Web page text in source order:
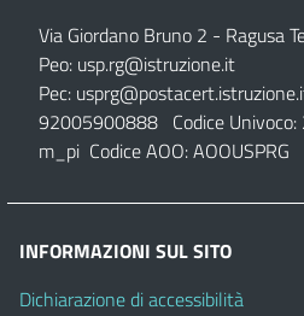
Via Giordano Bruno 2 - Ragusa
Peo: usp.rg@istruzione.it
Pec:
92005900888 Codice Univoco:
m_pi Codice AOO: AOOUSPRG
INFORMAZIONI SUL SITO
Dichiarazione di accessibilità